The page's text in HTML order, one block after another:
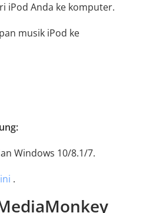
iPod Anda ke komputer.
musik iPod ke
Windows 10/8.1/7.
.